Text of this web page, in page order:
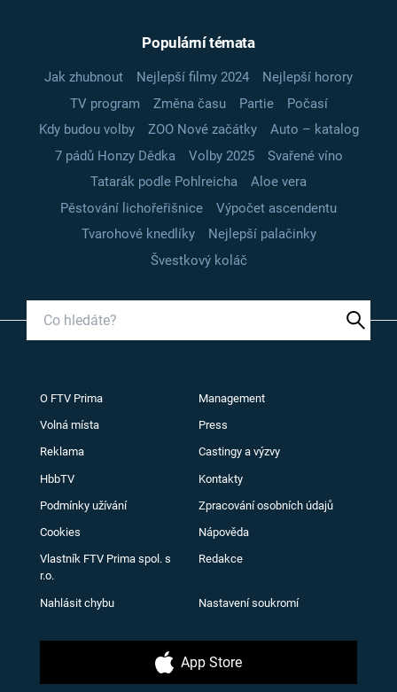
Populární témata
Jak zhubnout Nejlepší filmy 2024
Nejlepší horory
TV program
Změna času Partie
Počasí
Kdy budou volby
ZOO Nové začátky
Auto – katalog
7 pádů Honzy Dědka
Volby 2025
Svařené víno
Tatarák podle Pohlreicha
Aloe vera
Pěstování lichořeřišnice
Výpočet ascendentu
Tvarohové knedlíky
Nejlepší palačinky
Švestkový koláč
O FTV Prima Management
Volná místa Press
Reklama Castingy a výzvy
HbbTV Kontakty
Podmínky užívání Zpracování osobních údajů
Cookies Nápověda
Vlastník FTV Prima spol. s
r.o.
Redakce
Nahlásit chybu Nastavení soukromí
App Store